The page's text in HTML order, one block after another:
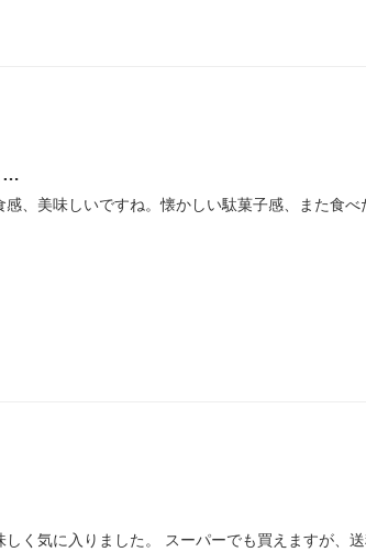
…
、美味しいですね。懐かしい駄菓子感、また食べ
く気に入りました。 スーパーでも買えますが、